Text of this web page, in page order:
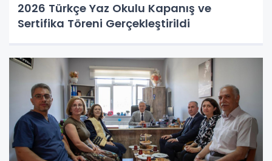
2026 Türkçe Yaz Okulu Kapanış ve
Sertifika Töreni Gerçekleştirildi